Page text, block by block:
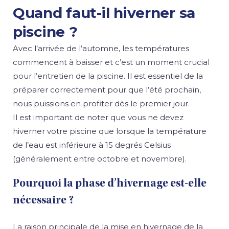
Quand faut-il hiverner sa
piscine ?
Avec l’arrivée de l’automne, les températures
commencent à baisser et c’est un moment crucial
pour l’entretien de la piscine. Il est essentiel de la
préparer correctement pour que l’été prochain,
nous puissions en profiter dès le premier jour.
Il est important de noter que vous ne devez
hiverner votre piscine que lorsque la température
de l’eau est inférieure à 15 degrés Celsius
(généralement entre octobre et novembre).
Pourquoi la phase d’hivernage est-elle
nécessaire ?
La raison principale de la mise en hivernage de la